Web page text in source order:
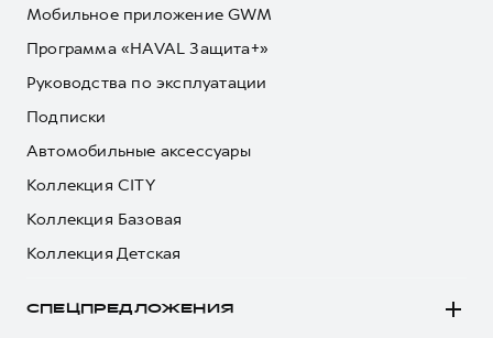
Мобильное приложение GWM
Программа «HAVAL Защита+»
Руководства по эксплуатации
Подписки
Автомобильные аксессуары
Коллекция CITY
Коллекция Базовая
Коллекция Детская
СПЕЦПРЕДЛОЖЕНИЯ